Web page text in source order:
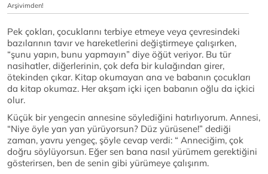
Arşivimden!
Pek çokları, çocuklarını terbiye etmeye veya çevresindeki
bazılarının tavır ve hareketlerini değiştirmeye çalışırken,
“şunu yapın, bunu yapmayın” diye öğüt veriyor. Bu tür
nasihatler, diğerlerinin, çok defa bir kulağından girer,
ötekinden çıkar. Kitap okumayan ana ve babanın çocukları
da kitap okumaz. Her akşam içki içen babanın oğlu da içkici
olur.
Küçük bir yengecin annesine söylediğini hatırlıyorum. Annesi,
“Niye öyle yan yan yürüyorsun? Düz yürüsene!” dediği
zaman, yavru yengeç, şöyle cevap verdi: “ Anneciğim, çok
doğru söylüyorsun. Eğer sen bana nasıl yürümem gerektiğini
gösterirsen, ben de senin gibi yürümeye çalışırım.